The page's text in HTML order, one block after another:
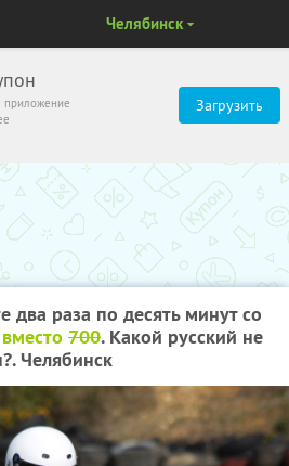
приложение
Загрузить
Челябинск
два раза по десять минут со
700. Какой русский не
Челябинск